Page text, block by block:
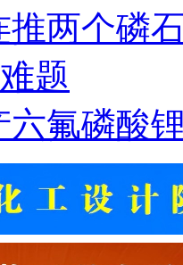
推两个磷
题
六氟磷酸